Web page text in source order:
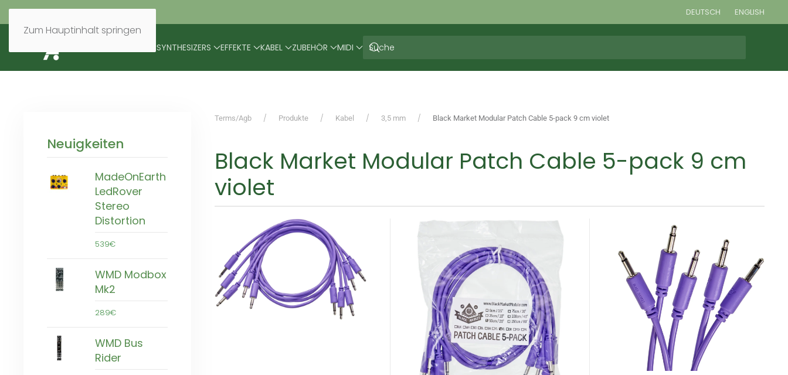
Zum Hauptinhalt springen
DEUTSCH ENGLISH
SYNTHESIZERS EFFEKTE KABEL ZUBEHÖR MIDI
Neuigkeiten
MadeOnEarth
LedRover
Stereo
Distortion
539€
WMD Modbox
Mk2
289€
WMD Bus
Rider
Terms/Agb Produkte Kabel 3,5 mm Black Market Modular Patch Cable 5-pack 9 cm violet
Black Market Modular Patch Cable 5-pack 9 cm
violet